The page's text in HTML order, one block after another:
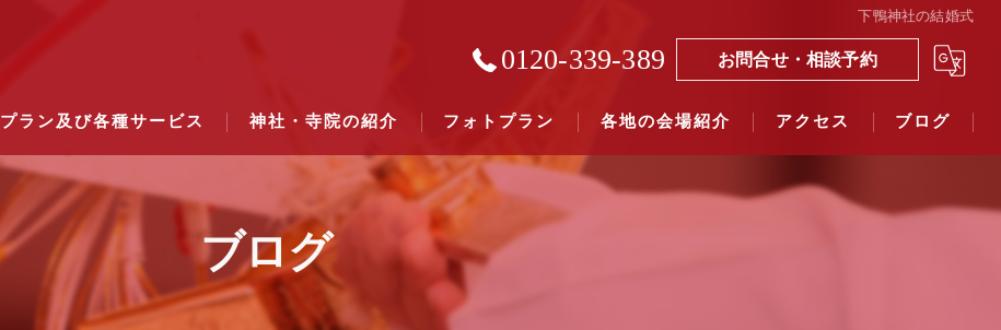
下鴨神社の結婚式
0120-339-389 お問合せ・相談予約
プラン及び各種サービス 神社・寺院の紹介
結婚式のできる東京都下の神社一覧（４０社寺）｜三々九度東京
結婚式のできる関東六県の神社一覧（７５社）県別表示｜三々九度東京
フォトプラン 各地の会場紹介 アクセス ブログ
ブログ